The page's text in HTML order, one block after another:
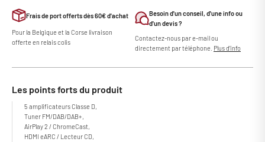
Frais de port offerts dès 60€ d'achat
Pour la Belgique et la Corse livraison
offerte en relais colis
Besoin d'un conseil, d'une info ou
d'un devis ?
Contactez-nous par e-mail ou
directement par téléphone. Plus d'info
Les points forts du produit
5 amplificateurs Classe D,
Tuner FM/DAB/DAB+,
AirPlay 2 / ChromeCast,
HDMI eARC / Lecteur CD,